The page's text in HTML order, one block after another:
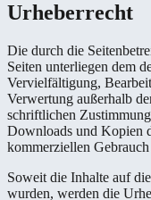
Urheberrecht
Die durch die
Seiten unterliegen dem
Vervielfältigung,
Verwertung außerhalb
schriftlichen
Downloads und Kopien
kommerziellen Gebrauch
Soweit die Inhalte auf
wurden, werden die